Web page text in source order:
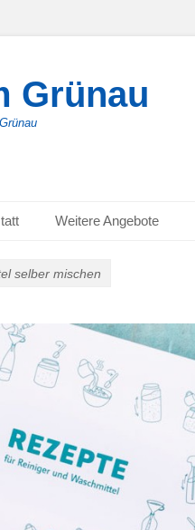
Grünau
Weitere Angebote
selber mischen